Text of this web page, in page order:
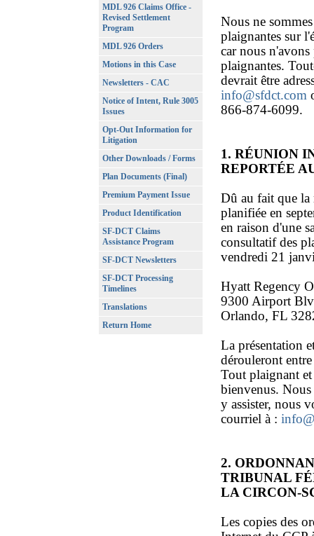
MDL 926 Claims Office -
Revised Settlement
Program
MDL 926 Orders
Motions in this Case
Newsletters - CAC
Notice of Intent, Rule 3005
Issues
Opt-Out Information for
Litigation
Other Downloads / Forms
Plan Documents (Final)
Premium Payment Issue
Product Identification
SF-DCT Claims
Assistance Program
SF-DCT Newsletters
SF-DCT Processing
Timelines
Translations
Return Home
Nous ne
plaignantes sur
car nous n'avons
plaignantes.
devrait être
info@sfdct.com
866-874-6099.
1. RÉUNION
REPORTÉE
Dû au fait que la
planifiée en
en raison d'une
consultatif des
vendredi 21
Hyatt Regency
9300 Airport
Orlando, FL
La présentation
dérouleront
Tout plaignant et
bienvenus.
y assister, nous
courriel à :
2.
TRIBUNAL
LA CIRCON-
Les copies des